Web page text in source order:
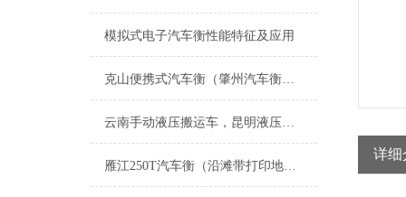
模拟式电子汽车衡性能特征及应用
克山便携式汽车衡（肇州汽车衡）富裕便携式地磅）大同地磅维修
云南手动液压搬运车，昆明液压搬运秤，叉车秤
雁江250T汽车衡（沿滩带打印地磅）资中140T汽车磅维修
详细